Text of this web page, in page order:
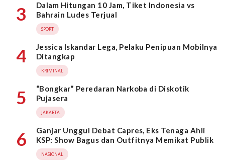
3
Dalam Hitungan 10 Jam, Tiket Indonesia vs
Bahrain Ludes Terjual
SPORT
4
Jessica Iskandar Lega, Pelaku Penipuan Mobilnya
Ditangkap
KRIMINAL
5
“Bongkar” Peredaran Narkoba di Diskotik
Pujasera
JAKARTA
6
Ganjar Unggul Debat Capres, Eks Tenaga Ahli
KSP: Show Bagus dan Outfitnya Memikat Publik
NASIONAL